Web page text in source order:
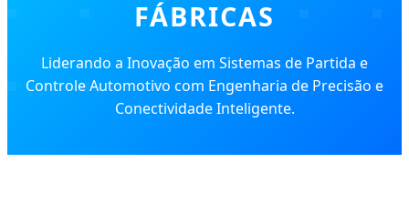
FÁBRICAS
Liderando a Inovação em Sistemas de Partida e
Controle Automotivo com Engenharia de Precisão e
Conectividade Inteligente.